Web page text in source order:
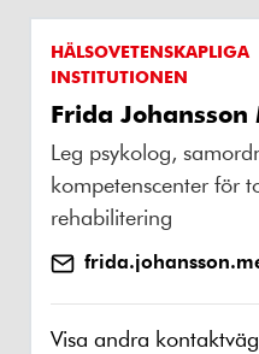
HÄLSOVETENSKAPLIGA
INSTITUTIONEN
Frida Johansson
Leg psykolog,
kompetenscenter för
rehabilitering
Visa andra